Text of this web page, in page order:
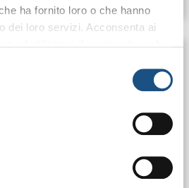
ha fornito loro o che hanno
dei loro servizi. Acconsenta ai